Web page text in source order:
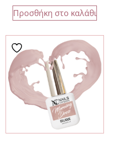
Προσθήκη στο καλάθι